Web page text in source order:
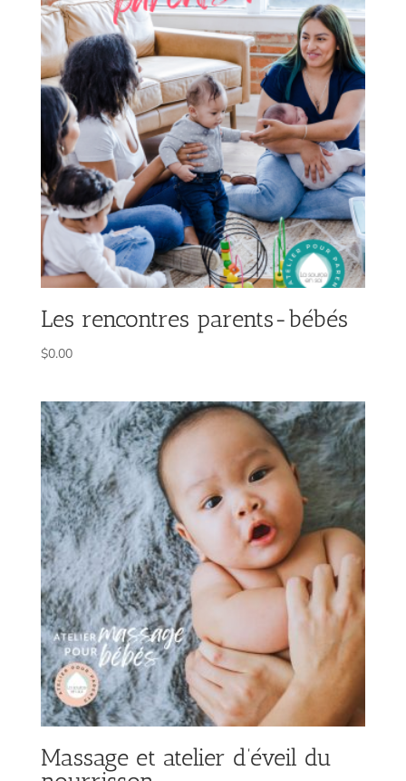
Les rencontres parents-bébés
$0.00
Massage et atelier d’éveil du